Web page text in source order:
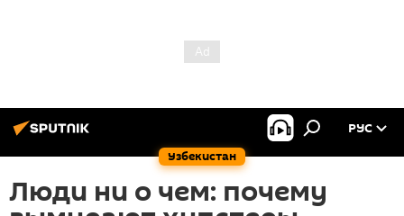
Узбекистан
РУС
Люди ни о чем: почему